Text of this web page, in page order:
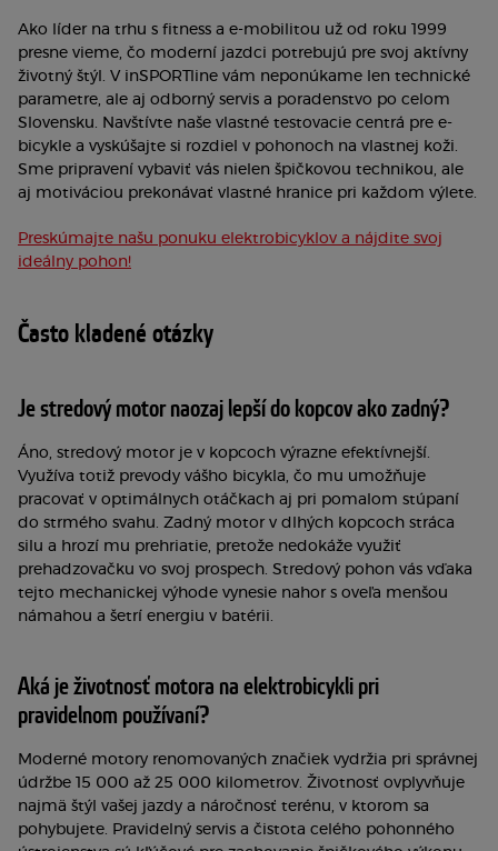
Ako líder na trhu s fitness a e-mobilitou už od roku 1999
presne vieme, čo moderní jazdci potrebujú pre svoj aktívny
životný štýl. V inSPORTline vám neponúkame len technické
parametre, ale aj odborný servis a poradenstvo po celom
Slovensku. Navštívte naše vlastné testovacie centrá pre e-
bicykle a vyskúšajte si rozdiel v pohonoch na vlastnej koži.
Sme pripravení vybaviť vás nielen špičkovou technikou, ale
aj motiváciou prekonávať vlastné hranice pri každom výlete.
Preskúmajte našu ponuku elektrobicyklov a nájdite svoj
ideálny pohon!
Často kladené otázky
Je stredový motor naozaj lepší do kopcov ako zadný?
Áno, stredový motor je v kopcoch výrazne efektívnejší.
Využíva totiž prevody vášho bicykla, čo mu umožňuje
pracovať v optimálnych otáčkach aj pri pomalom stúpaní
do strmého svahu. Zadný motor v dlhých kopcoch stráca
silu a hrozí mu prehriatie, pretože nedokáže využiť
prehadzovačku vo svoj prospech. Stredový pohon vás vďaka
tejto mechanickej výhode vynesie nahor s oveľa menšou
námahou a šetrí energiu v batérii.
Aká je životnosť motora na elektrobicykli pri
pravidelnom používaní?
Moderné motory renomovaných značiek vydržia pri správnej
údržbe 15 000 až 25 000 kilometrov. Životnosť ovplyvňuje
najmä štýl vašej jazdy a náročnosť terénu, v ktorom sa
pohybujete. Pravidelný servis a čistota celého pohonného